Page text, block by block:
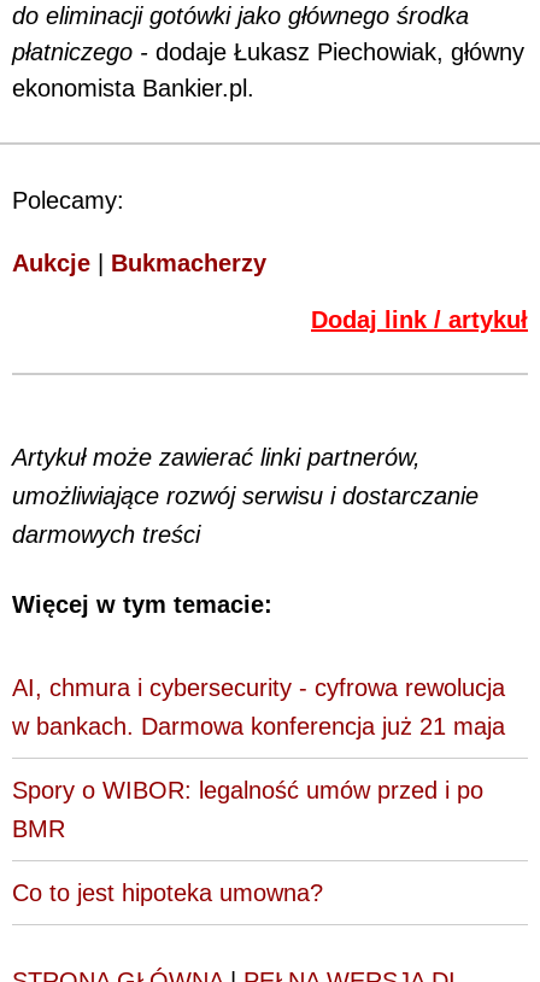
do eliminacji gotówki jako głównego środka
płatniczego - dodaje Łukasz Piechowiak, główny
ekonomista Bankier.pl.
Polecamy:
Aukcje Bukmacherzy
Dodaj link / artykuł
Artykuł może zawierać linki partnerów,
umożliwiające rozwój serwisu i dostarczanie
darmowych treści
Więcej w tym temacie:
AI, chmura i cybersecurity - cyfrowa rewolucja
w bankach. Darmowa konferencja już 21 maja
Spory o WIBOR: legalność umów przed i po
BMR
Co to jest hipoteka umowna?